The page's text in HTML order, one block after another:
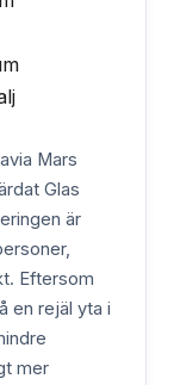
Mars
Glas
är
Eftersom
en rejäl yta i
mer